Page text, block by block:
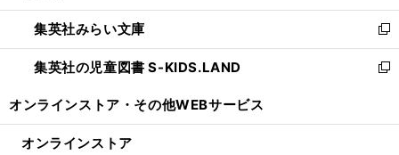
開
く
ウ
で
開
く
ン
ド
ウ
で
ウ
ィ
ン
ド
開
集英社みらい文庫
新
し
い
ン
集英社の児童図書 S-KIDS.LAND
新
ウ
オンラインストア・ その他WEBサービス
オンラインストア